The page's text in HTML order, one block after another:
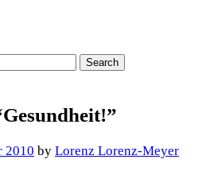
2010 by Lorenz Lorenz-Meyer